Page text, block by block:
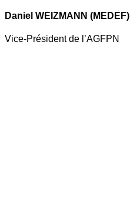
Daniel WEIZMANN (MEDEF)
Vice-Président de l’AGFPN